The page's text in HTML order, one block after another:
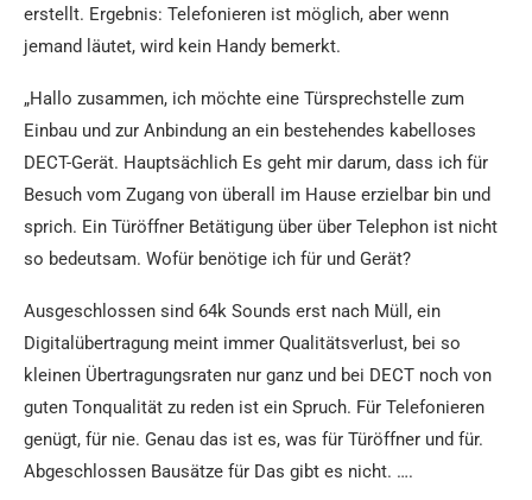
erstellt. Ergebnis: Telefonieren ist möglich, aber wenn
jemand läutet, wird kein Handy bemerkt.
„Hallo zusammen, ich möchte eine Türsprechstelle zum
Einbau und zur Anbindung an ein bestehendes kabelloses
DECT-Gerät. Hauptsächlich Es geht mir darum, dass ich für
Besuch vom Zugang von überall im Hause erzielbar bin und
sprich. Ein Türöffner Betätigung über über Telephon ist nicht
so bedeutsam. Wofür benötige ich für und Gerät?
Ausgeschlossen sind 64k Sounds erst nach Müll, ein
Digitalübertragung meint immer Qualitätsverlust, bei so
kleinen Übertragungsraten nur ganz und bei DECT noch von
guten Tonqualität zu reden ist ein Spruch. Für Telefonieren
genügt, für nie. Genau das ist es, was für Türöffner und für.
Abgeschlossen Bausätze für Das gibt es nicht. ….